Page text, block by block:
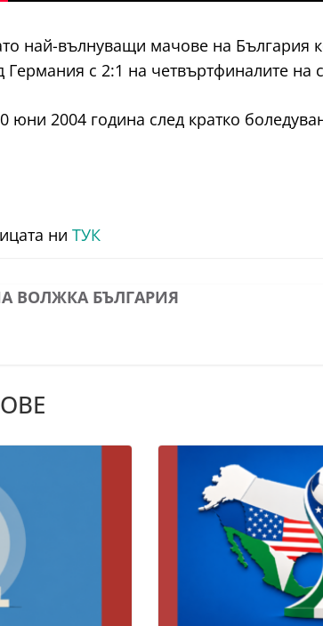
най-вълнуващи мачове на България
Германия с 2:1 на четвъртфиналите на
юни 2004 година след кратко
ни ТУК
ВОЛЖКА БЪЛГАРИЯ